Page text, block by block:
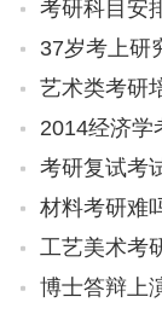
考研科目安
37岁考上研
艺术类考研培
2014经济学
考研复试考试
材料考研难
工艺美术考
博士答辩上演催